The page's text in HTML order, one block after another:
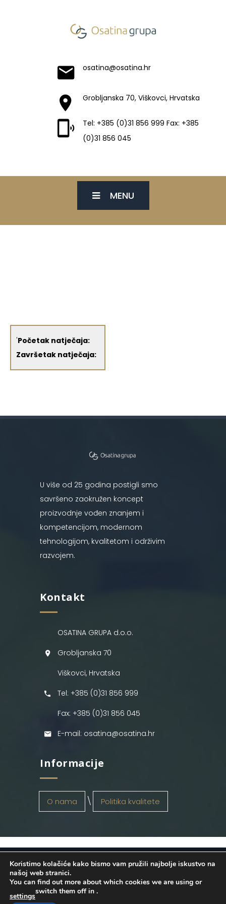
osatina@osatina.hr
Grobljanska 70, Viškovci, Hrvatska
Tel: +385 (0)31 856 999 Fax: +385
(0)31 856 045
MENU
'Početak natječaja:
Završetak natječaja:
U više od 25 godina postigli smo
savršeno zaokružen koncept
proizvodnje vođen znanjem i
kompetencijom, modernom
tehnologijom, kvalitetom i održivim
razvojem.
Kontakt
OSATINA GRUPA d.o.o.
Grobljanska 70
Viškovci, Hrvatska
Tel: +385 (0)31 856 999
Fax: +385 (0)31 856 045
E-mail: osatina@osatina.hr
Informacije
O nama Politika kvalitete
OSATINA GRUPA d.o.o. 2026
. Configured
byINFOS Osijek. Sva prava pridržana.
Koristimo kolačiće kako bismo vam pružili najbolje iskustvo na
našoj web stranici.
You can find out more about which cookies we are using or
switch them off in
settings
.